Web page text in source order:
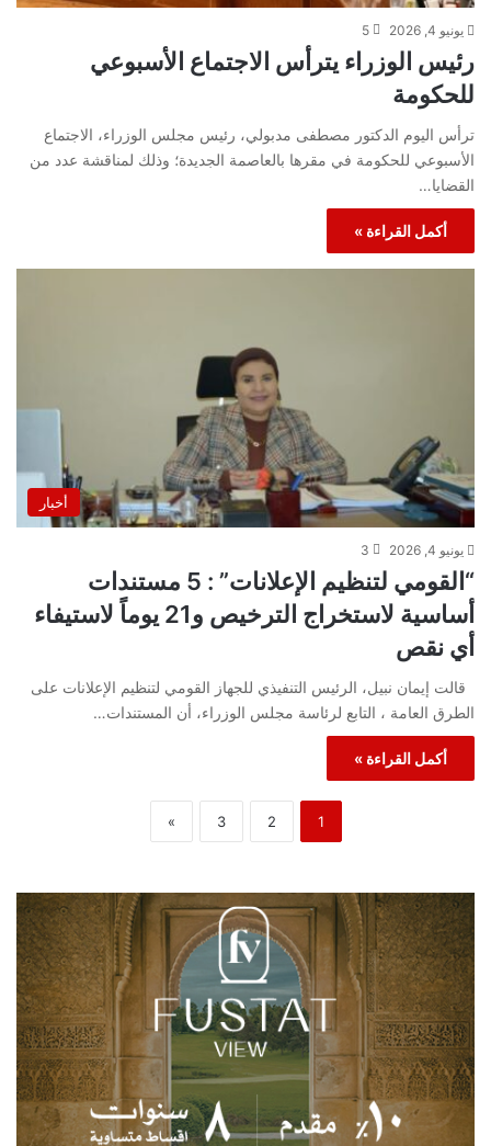
يونيو 4, 2026 5
رئيس الوزراء يترأس الاجتماع الأسبوعي
للحكومة
ترأس اليوم الدكتور مصطفى مدبولي، رئيس مجلس الوزراء، الاجتماع
الأسبوعي للحكومة في مقرها بالعاصمة الجديدة؛ وذلك لمناقشة عدد من
القضايا…
أكمل القراءة »
أخبار
يونيو 4, 2026 3
“القومي لتنظيم الإعلانات” : 5 مستندات
أساسية لاستخراج الترخيص و21 يوماً لاستيفاء
أي نقص
قالت إيمان نبيل، الرئيس التنفيذي للجهاز القومي لتنظيم الإعلانات على
الطرق العامة ، التابع لرئاسة مجلس الوزراء، أن المستندات…
أكمل القراءة »
1
2
3
»